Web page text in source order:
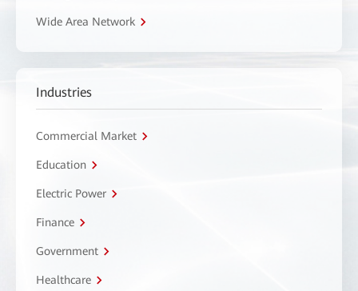
Wide Area Network
Industries
Commercial Market
Education
Electric Power
Finance
Government
Healthcare